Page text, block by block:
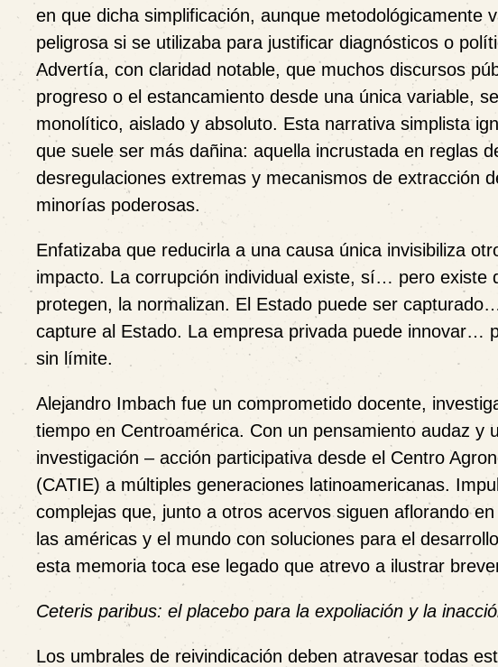
en que dicha simplificación, aunque metodológicamente
peligrosa si se utilizaba para justificar diagnósticos o
Advertía, con claridad notable, que muchos discursos
progreso o el estancamiento desde una única variable,
monolítico, aislado y absoluto. Esta narrativa simplista
que suele ser más dañina: aquella incrustada en reglas
desregulaciones extremas y mecanismos de extracción
minorías poderosas.
Enfatizaba que reducirla a una causa única invisibiliza
impacto. La corrupción individual existe, sí… pero existe
protegen, la normalizan. El Estado puede ser
capture al Estado. La empresa privada puede innovar…
sin límite.
Alejandro Imbach fue un comprometido docente,
tiempo en Centroamérica. Con un pensamiento audaz y
investigación – acción participativa desde el Centro
(CATIE) a múltiples generaciones latinoamericanas.
complejas que, junto a otros acervos siguen aflorando
las américas y el mundo con soluciones para el
esta memoria toca ese legado que atrevo a ilustrar
Ceteris paribus: el placebo para la expoliación y la
Los umbrales de reivindicación deben atravesar todas